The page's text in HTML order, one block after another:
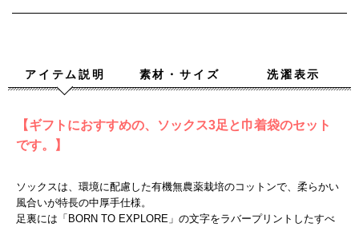
アイテム説明 素材・サイズ 洗濯表示
【ギフトにおすすめの、ソックス3足と巾着袋のセット
です。】
ソックスは、環境に配慮した有機無農薬栽培のコットンで、柔らかい
風合いが特長の中厚手仕様。
足裏には「BORN TO EXPLORE」の文字をラバープリントしたすべ